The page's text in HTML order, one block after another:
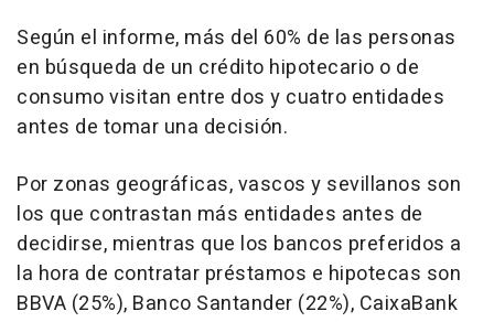
Según el informe, más del 60% de las personas
en búsqueda de un crédito hipotecario o de
consumo visitan entre dos y cuatro entidades
antes de tomar una decisión.
Por zonas geográficas, vascos y sevillanos son
los que contrastan más entidades antes de
decidirse, mientras que los bancos preferidos a
la hora de contratar préstamos e hipotecas son
BBVA (25%), Banco Santander (22%), CaixaBank